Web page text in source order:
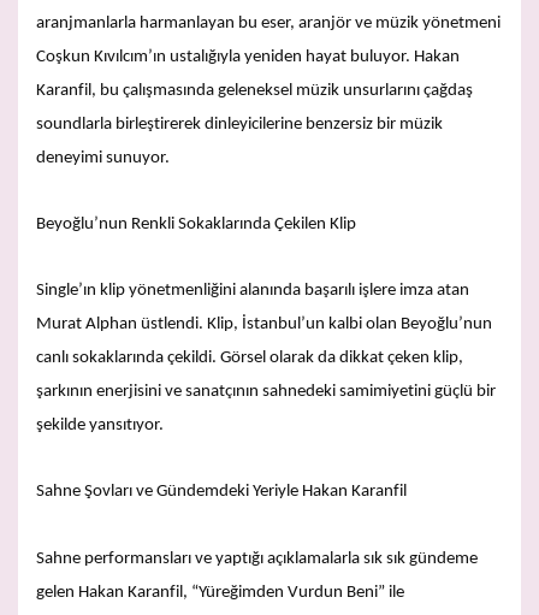
aranjmanlarla harmanlayan bu eser, aranjör ve müzik yönetmeni
Coşkun Kıvılcım’ın ustalığıyla yeniden hayat buluyor. Hakan
Karanfil, bu çalışmasında geleneksel müzik unsurlarını çağdaş
soundlarla birleştirerek dinleyicilerine benzersiz bir müzik
deneyimi sunuyor.
Beyoğlu’nun Renkli Sokaklarında Çekilen Klip
Single’ın klip yönetmenliğini alanında başarılı işlere imza atan
Murat Alphan üstlendi. Klip, İstanbul’un kalbi olan Beyoğlu’nun
canlı sokaklarında çekildi. Görsel olarak da dikkat çeken klip,
şarkının enerjisini ve sanatçının sahnedeki samimiyetini güçlü bir
şekilde yansıtıyor.
Sahne Şovları ve Gündemdeki Yeriyle Hakan Karanfil
Sahne performansları ve yaptığı açıklamalarla sık sık gündeme
gelen Hakan Karanfil, “Yüreğimden Vurdun Beni” ile